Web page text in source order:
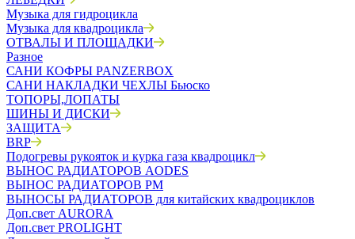
Музыка для гидроцикла
Музыка для квадроцикла
ОТВАЛЫ И ПЛОЩАДКИ
Разное
САНИ КОФРЫ PANZERBOX
САНИ НАКЛАДКИ ЧЕХЛЫ Бьюско
ТОПОРЫ,ЛОПАТЫ
ШИНЫ И ДИСКИ
ЗАЩИТА
BRP
Подогревы рукояток и курка газа квадроцикл
ВЫНОС РАДИАТОРОВ AODES
ВЫНОС РАДИАТОРОВ РМ
ВЫНОСЫ РАДИАТОРОВ для китайских квадроциклов
Доп.свет AURORA
Доп.свет PROLIGHT